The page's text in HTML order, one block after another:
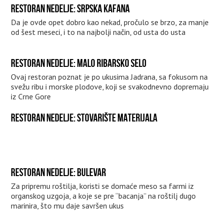
RESTORAN NEDELJE: SRPSKA KAFANA
Da je ovde opet dobro kao nekad, pročulo se brzo, za manje
od šest meseci, i to na najbolji način, od usta do usta
RESTORAN NEDELJE: MALO RIBARSKO SELO
Ovaj restoran poznat je po ukusima Jadrana, sa fokusom na
svežu ribu i morske plodove, koji se svakodnevno dopremaju
iz Crne Gore
RESTORAN NEDELJE: STOVARIŠTE MATERIJALA
RESTORAN NEDELJE: BULEVAR
Za pripremu roštilja, koristi se domaće meso sa farmi iz
organskog uzgoja, a koje se pre “bacanja” na roštilj dugo
marinira, što mu daje savršen ukus